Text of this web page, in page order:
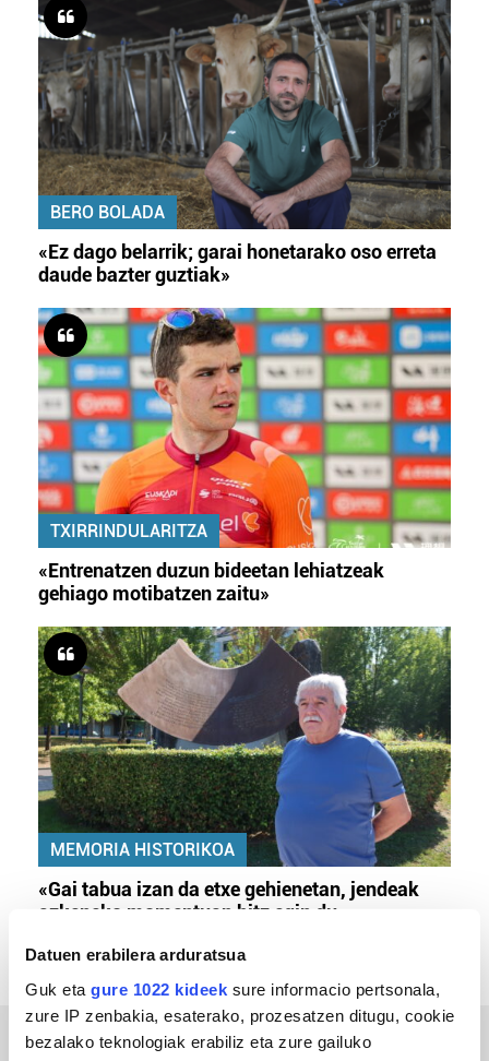
Datuen erabilera arduratsua
Guk eta gure 1022 kideek sure informacio pertsonala,
zure IP zenbakia, esaterako, prozesatzen ditugu, cookie
bezalako teknologiak erabiliz eta zure gailuko
BERO BOLADA
«Ez dago belarrik; garai honetarako oso erreta
daude bazter guztiak»
TXIRRINDULARITZA
«Entrenatzen duzun bideetan lehiatzeak
gehiago motibatzen zaitu»
MEMORIA HISTORIKOA
«Gai tabua izan da etxe gehienetan, jendeak
azkeneko momentuan hitz egin du»